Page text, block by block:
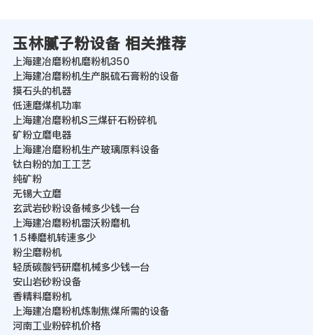
玉林腻子粉设备 相关推荐
上海建冶磨粉机磨粉机350
上海建冶磨粉机生产脱硫石膏粉的设备
摸石头的机器
低速磨煤机功率
上海建冶磨粉机S三煤矸石粉碎机
矿粉立磨电器
上海建冶磨粉机生产玻璃原料设备
钛白粉的加工工艺
纯矿粉
无锡大立磨
玄武岩砂粉设备械多少钱一台
上海建冶磨粉机雷沃粉磨机
1.5棒磨机转速多少
粉尘磨粉机
轻质碳酸钙研磨机械多少钱一台
安山岩砂粉设备
香精料磨粉机
上海建冶磨粉机炼制焦煤所需的设备
河南工业粉碎机价格